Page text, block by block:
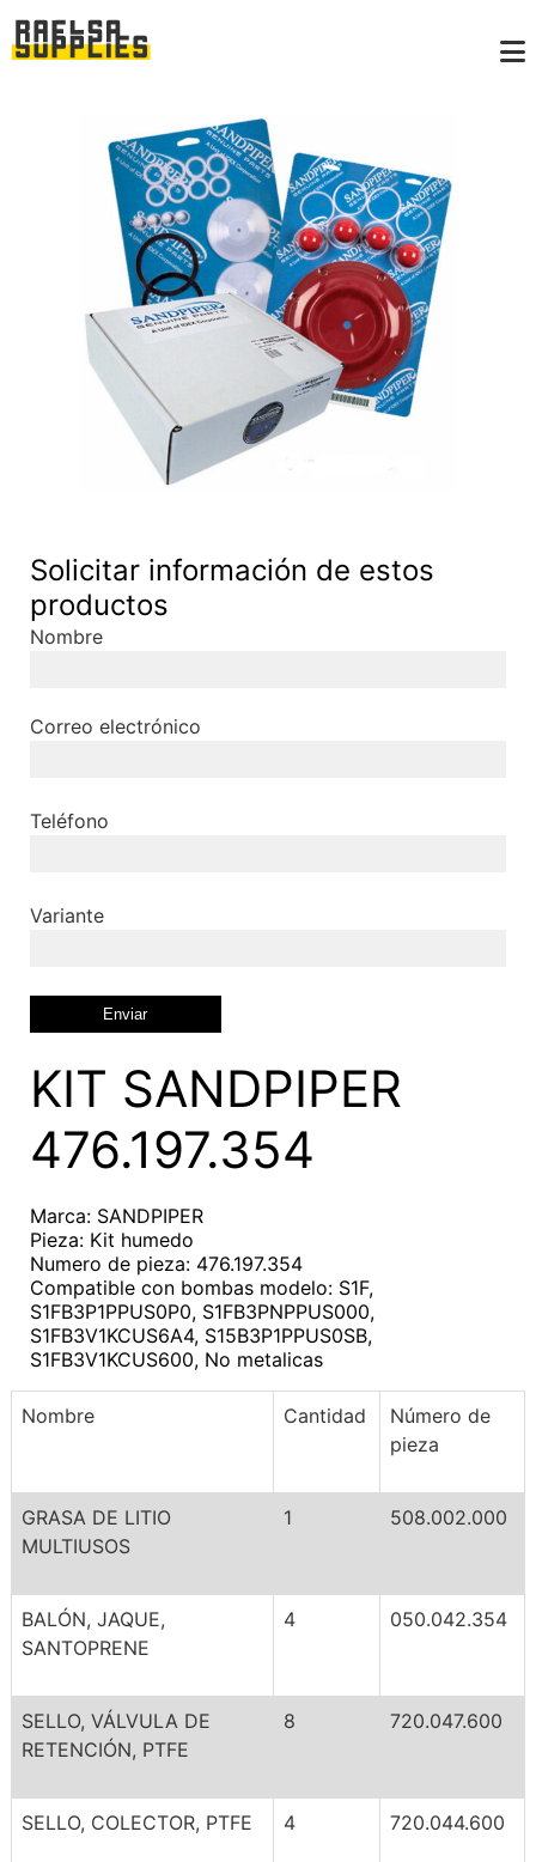
Solicitar información de estos
productos
Nombre
Correo electrónico
Teléfono
Variante
KIT SANDPIPER
476.197.354
Marca: SANDPIPER
Pieza: Kit humedo
Numero de pieza: 476.197.354
Compatible con bombas modelo: S1F,
S1FB3P1PPUS0P0, S1FB3PNPPUS000,
S1FB3V1KCUS6A4, S15B3P1PPUS0SB,
S1FB3V1KCUS600, No metalicas
Nombre Cantidad
Número de
pieza
GRASA DE LITIO
MULTIUSOS
1 508.002.000
BALÓN, JAQUE,
SANTOPRENE
4 050.042.354
SELLO, VÁLVULA DE
RETENCIÓN, PTFE
8 720.047.600
SELLO, COLECTOR, PTFE 4 720.044.600